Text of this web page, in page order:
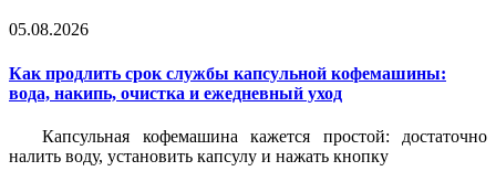
05.08.2026
Как продлить срок службы капсульной кофемашины:
вода, накипь, очистка и ежедневный уход
Капсульная кофемашина кажется простой: достаточно
налить воду, установить капсулу и нажать кнопку